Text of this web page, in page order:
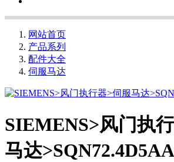
网站首页
产品系列
配件大全
伺服马达
SIEMENS>风门执
马达